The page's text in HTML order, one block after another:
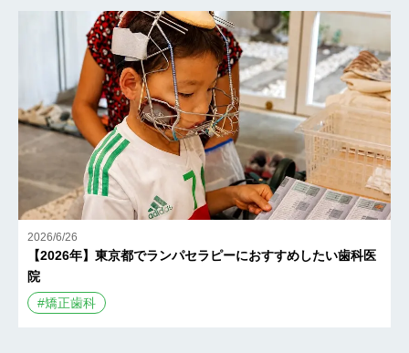
2026/6/26
【2026年】東京都でランパセラピーにおすすめしたい歯科医
院
#矯正歯科